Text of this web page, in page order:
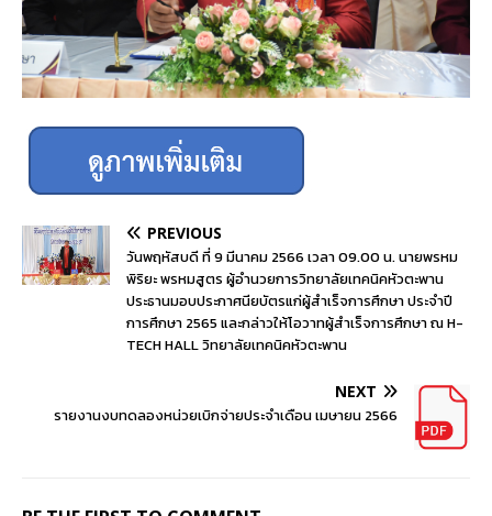
PREVIOUS
วันพฤหัสบดี ที่ 9 มีนาคม 2566 เวลา 09.00 น. นายพรหม
พิริยะ พรหมสูตร ผู้อำนวยการวิทยาลัยเทคนิคหัวตะพาน
ประธานมอบประกาศนียบัตรแก่ผู้สำเร็จการศึกษา ประจำปี
การศึกษา 2565 และกล่าวให้โอวาทผู้สำเร็จการศึกษา ณ H-
TECH HALL วิทยาลัยเทคนิคหัวตะพาน
NEXT
รายงานงบทดลองหน่วยเบิกจ่ายประจำเดือน เมษายน 2566